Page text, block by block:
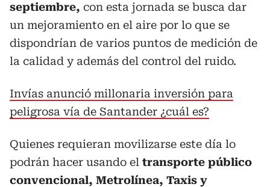
septiembre, con esta jornada se busca dar
un mejoramiento en el aire por lo que se
dispondrían de varios puntos de medición de
la calidad y además del control del ruido.
Invías anunció millonaria inversión para
peligrosa vía de Santander ¿cuál es?
Quienes requieran movilizarse este día lo
podrán hacer usando el transporte público
convencional, Metrolínea, Taxis y